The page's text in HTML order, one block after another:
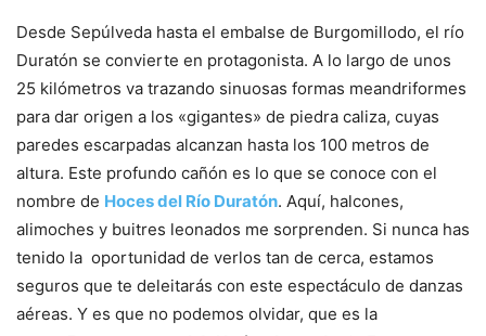
Desde Sepúlveda hasta el embalse de Burgomillodo, el río
Duratón se convierte en protagonista. A lo largo de unos
25 kilómetros va trazando sinuosas formas meandriformes
para dar origen a los «gigantes» de piedra caliza, cuyas
paredes escarpadas alcanzan hasta los 100 metros de
altura. Este profundo cañón es lo que se conoce con el
nombre de Hoces del Río Duratón. Aquí, halcones,
alimoches y buitres leonados me sorprenden. Si nunca has
tenido la oportunidad de verlos tan de cerca, estamos
seguros que te deleitarás con este espectáculo de danzas
aéreas. Y es que no podemos olvidar, que es la